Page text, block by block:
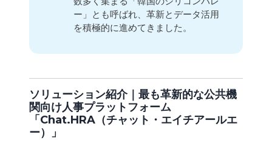
ー」とも呼ばれ、革新とデータ活用
を積極的に進めてきました。
ソリューション紹介｜最も革新的な公共機
関向け人事プラットフォーム
「Chat.HRA（チャット・エイチアールエ
ー）」